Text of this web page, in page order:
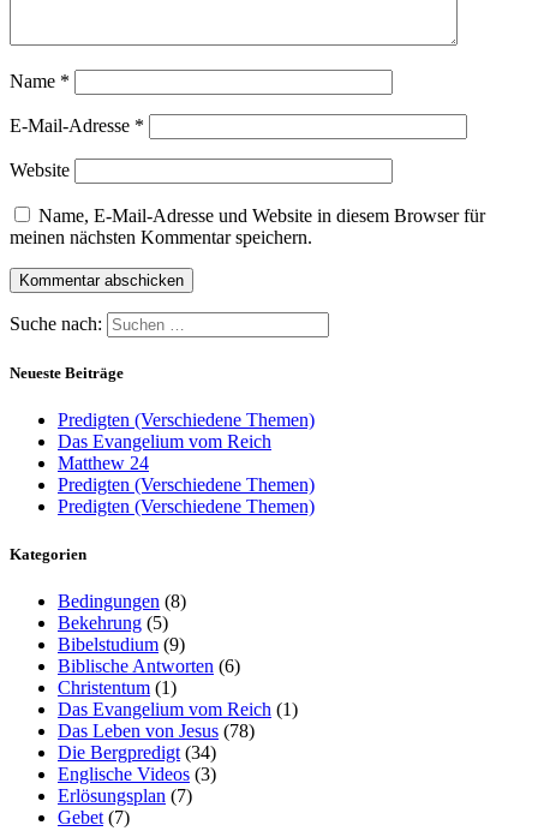
Name *
E-Mail-Adresse *
Website
Name, E-Mail-Adresse und Website in diesem Browser für
meinen nächsten Kommentar speichern.
Suche nach:
Neueste Beiträge
Predigten (Verschiedene Themen)
Das Evangelium vom Reich
Matthew 24
Predigten (Verschiedene Themen)
Predigten (Verschiedene Themen)
Kategorien
Bedingungen (8)
Bekehrung (5)
Bibelstudium (9)
Biblische Antworten (6)
Christentum (1)
Das Evangelium vom Reich (1)
Das Leben von Jesus (78)
Die Bergpredigt (34)
Englische Videos (3)
Erlösungsplan (7)
Gebet (7)